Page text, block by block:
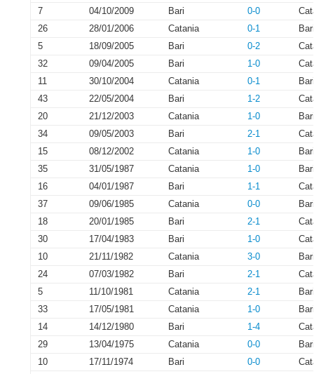
7
04/10/2009 Bari 0-0
26
28/01/2006 Catania 0-1
Bari
5
18/09/2005 Bari 0-2
32
09/04/2005 Bari 1-0
11
30/10/2004 Catania 0-1
Bari
43
22/05/2004 Bari 1-2
20
21/12/2003 Catania 1-0
Bari
34
09/05/2003 Bari 2-1
15
08/12/2002 Catania 1-0
Bari
35
31/05/1987 Catania 1-0
Bari
16
04/01/1987 Bari 1-1
37
09/06/1985 Catania 0-0
Bari
18
20/01/1985 Bari 2-1
30
17/04/1983 Bari 1-0
10
21/11/1982 Catania 3-0
Bari
24
07/03/1982 Bari 2-1
5
11/10/1981 Catania 2-1
Bari
33
17/05/1981 Catania 1-0
Bari
14
14/12/1980 Bari 1-4
29
13/04/1975 Catania 0-0
Bari
10
17/11/1974 Bari 0-0